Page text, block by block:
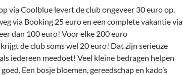
via Coolblue levert de club ongeveer 30 euro op.
via Booking 25 euro en een complete vakantie via
dan 100 euro! Voor elke 200 euro
de club soms wel 20 euro! Dat zijn serieuze
iedereen meedoet! Veel kleine bedragen helpen
Een bosje bloemen, gereedschap en kado’s